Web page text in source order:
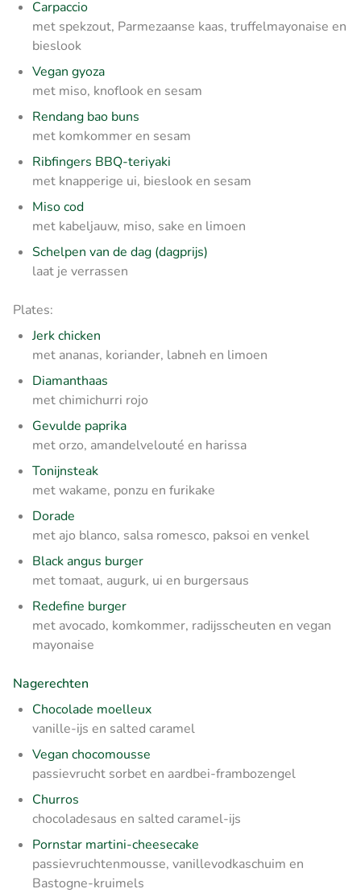
Carpaccio
met spekzout, Parmezaanse kaas, truffelmayonaise en
bieslook
Vegan gyoza
met miso, knoflook en sesam
Rendang bao buns
met komkommer en sesam
Ribfingers BBQ-teriyaki
met knapperige ui, bieslook en sesam
Miso cod
met kabeljauw, miso, sake en limoen
Schelpen van de dag (dagprijs)
laat je verrassen
Plates:
Jerk chicken
met ananas, koriander, labneh en limoen
Diamanthaas
met chimichurri rojo
Gevulde paprika
met orzo, amandelvelouté en harissa
Tonijnsteak
met wakame, ponzu en furikake
Dorade
met ajo blanco, salsa romesco, paksoi en venkel
Black angus burger
met tomaat, augurk, ui en burgersaus
Redefine burger
met avocado, komkommer, radijsscheuten en vegan
mayonaise
Nagerechten
Chocolade moelleux
vanille-ijs en salted caramel
Vegan chocomousse
passievrucht sorbet en aardbei-frambozengel
Churros
chocoladesaus en salted caramel-ijs
Pornstar martini-cheesecake
passievruchtenmousse, vanillevodkaschuim en
Bastogne-kruimels